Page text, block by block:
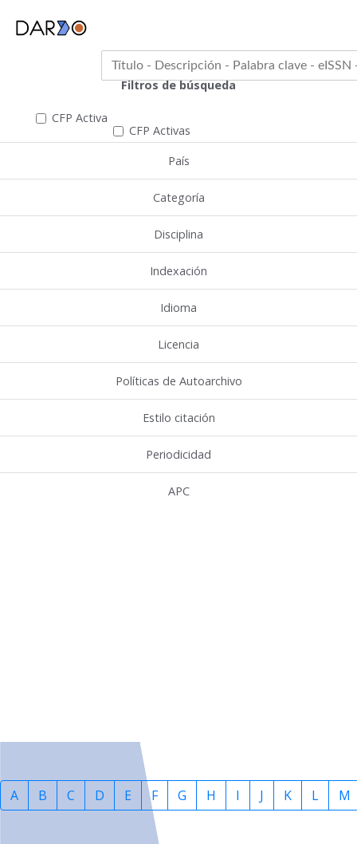
CFP Activas
Filtros de búsqueda
CFP Activa
País
Categoría
Disciplina
Indexación
Idioma
Licencia
Políticas de Autoarchivo
Estilo citación
Periodicidad
APC
A B C D E F G H I J K L M